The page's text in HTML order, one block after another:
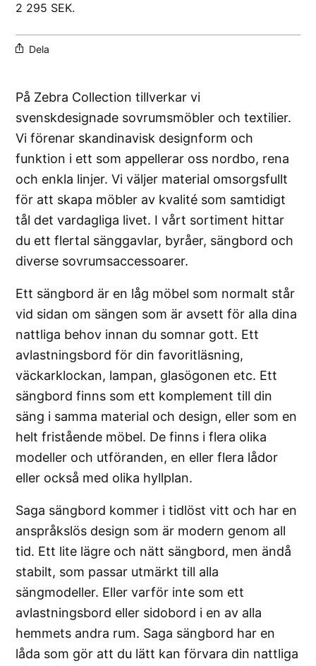
2 295 SEK.
Dela
På Zebra Collection tillverkar vi
svenskdesignade sovrumsmöbler och textilier.
Vi förenar skandinavisk designform och
funktion i ett som appellerar oss nordbo, rena
och enkla linjer. Vi väljer material omsorgsfullt
för att skapa möbler av kvalité som samtidigt
tål det vardagliga livet. I vårt sortiment hittar
du ett flertal sänggavlar, byråer, sängbord och
diverse sovrumsaccessoarer.
Ett sängbord är en låg möbel som normalt står
vid sidan om sängen som är avsett för alla dina
nattliga behov innan du somnar gott. Ett
avlastningsbord för din favoritläsning,
väckarklockan, lampan, glasögonen etc. Ett
sängbord finns som ett komplement till din
säng i samma material och design, eller som en
helt fristående möbel. De finns i flera olika
modeller och utföranden, en eller flera lådor
eller också med olika hyllplan.
Saga sängbord kommer i tidlöst vitt och har en
anspråkslös design som är modern genom all
tid. Ett lite lägre och nätt sängbord, men ändå
stabilt, som passar utmärkt till alla
sängmodeller. Eller varför inte som ett
avlastningsbord eller sidobord i en av alla
hemmets andra rum. Saga sängbord har en
låda som gör att du lätt kan förvara din nattliga